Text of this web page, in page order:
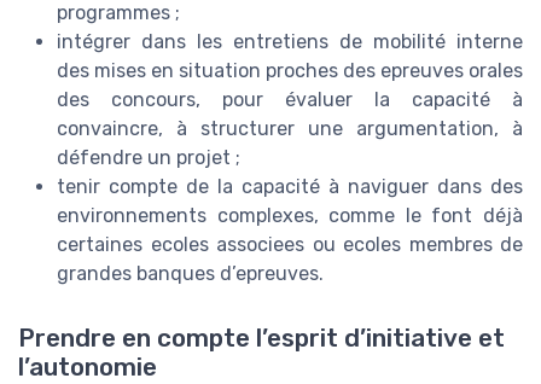
programmes ;
intégrer dans les entretiens de mobilité interne
des mises en situation proches des epreuves orales
des concours, pour évaluer la capacité à
convaincre, à structurer une argumentation, à
défendre un projet ;
tenir compte de la capacité à naviguer dans des
environnements complexes, comme le font déjà
certaines ecoles associees ou ecoles membres de
grandes banques d’epreuves.
Prendre en compte l’esprit d’initiative et
l’autonomie